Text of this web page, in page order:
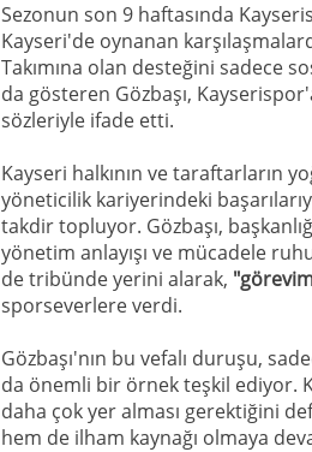
Sezonun son 9 haftasında
Kayseri'de oynanan
Takımına olan desteğini sadece
da gösteren Gözbaşı,
sözleriyle ifade etti.
Kayseri halkının ve taraftarların
yöneticilik kariyerindeki
takdir topluyor. Gözbaşı,
yönetim anlayışı ve mücadele
de tribünde yerini alarak,
sporseverlere verdi.
Gözbaşı'nın bu vefalı duruşu,
da önemli bir örnek teşkil ediyor.
daha çok yer alması gerektiğini
hem de ilham kaynağı olmaya